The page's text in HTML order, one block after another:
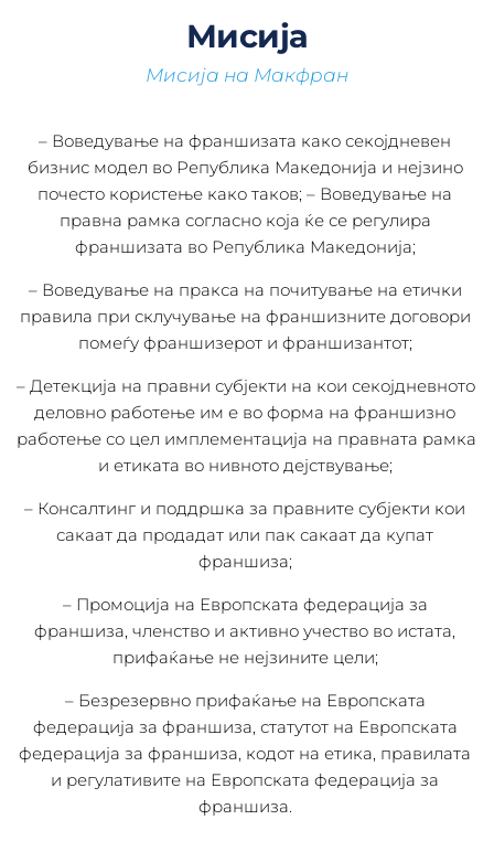
Мисија
Мисија на Макфран
– Воведување на франшизата како секојдневен
бизнис модел во Република Македонија и нејзино
почесто користење како таков; – Воведување на
правна рамка согласно која ќе се регулира
франшизата во Република Македонија;
– Воведување на пракса на почитување на етички
правила при склучување на франшизните договори
помеѓу франшизерот и франшизантот;
– Детекција на правни субјекти на кои секојдневното
деловно работење им е во форма на франшизно
работење со цел имплементација на правната рамка
и етиката во нивното дејствување;
– Консалтинг и поддршка за правните субјекти кои
сакаат да продадат или пак сакаат да купат
франшиза;
– Промоција на Европската федерација за
франшиза, членство и активно учество во истата,
прифаќање не нејзините цели;
– Безрезервно прифаќање на Европската
федерација за франшиза, статутот на Европската
федерација за франшиза, кодот на етика, правилата
и регулативите на Европската федерација за
франшиза.